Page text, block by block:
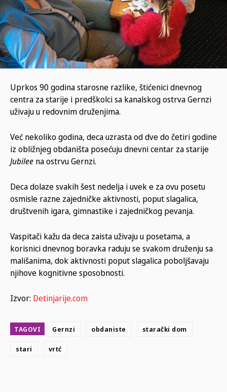
Uprkos 90 godina starosne razlike, štićenici dnevnog
centra za starije i predškolci sa kanalskog ostrva Gernzi
uživaju u redovnim druženjima.
Već nekoliko godina, deca uzrasta od dve do četiri godine
iz obližnjeg obdaništa posećuju dnevni centar za starije
Jubilee na ostrvu Gernzi.
Deca dolaze svakih šest nedelja i uvek e za ovu posetu
osmisle razne zajedničke aktivnosti, poput slagalica,
društvenih igara, gimnastike i zajedničkog pevanja.
Vaspitači kažu da deca zaista uživaju u posetama, a
korisnici dnevnog boravka raduju se svakom druženju sa
mališanima, dok aktivnosti poput slagalica poboljšavaju
njihove kognitivne sposobnosti.
Izvor: Detinjarije.com
TAGOVI Gernzi obdaniste starački dom
stari vrtć